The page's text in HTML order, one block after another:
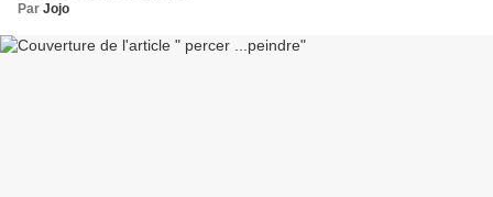
Par Jojo